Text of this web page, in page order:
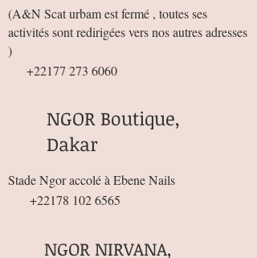
(A&N Scat urbam est fermé , toutes ses
activités sont redirigées vers nos autres adresses
)
+22177 273 6060
NGOR Boutique,
Dakar
Stade Ngor accolé à Ebene Nails
+22178 102 6565
NGOR NIRVANA,